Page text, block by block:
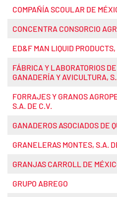
COMPAÑÍA SCOULAR DE
CONCENTRA CONSORCIO
ED&F MAN LIQUID PRODUCTS,
FÁBRICA Y LABORATORIOS
GANADERÍA Y AVICULTURA,
FORRAJES Y GRANOS
S.A. DE C.V.
GANADEROS ASOCIADOS DE
GRANELERAS MONTES, S.A.
GRANJAS CARROLL DE
GRUPO ABREGO